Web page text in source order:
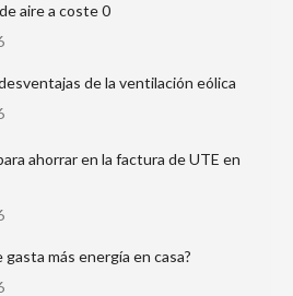
aire a coste 0
de la ventilación eólica
ahorrar en la factura de UTE en
gasta más energía en casa?